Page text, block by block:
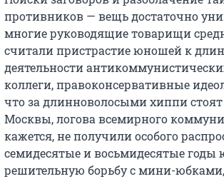
противников — вещь достаточно
многие руководящие товарищи
считали пристрастие юношей к
деятельности
коллеги, правоконсервативные
что за длинноволосыми хиппи
Москвы, логова всемирного
кажется, не получили особого
семидесятые и восьмидесятые годы
решительную борьбу с мини-